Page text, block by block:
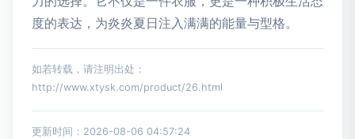
度的表达，为炎炎夏日注入满满的能量与型格。
如若转载，请注明出处：
http://www.xtysk.com/product/26.html
更新时间：2026-08-06 04:57:24